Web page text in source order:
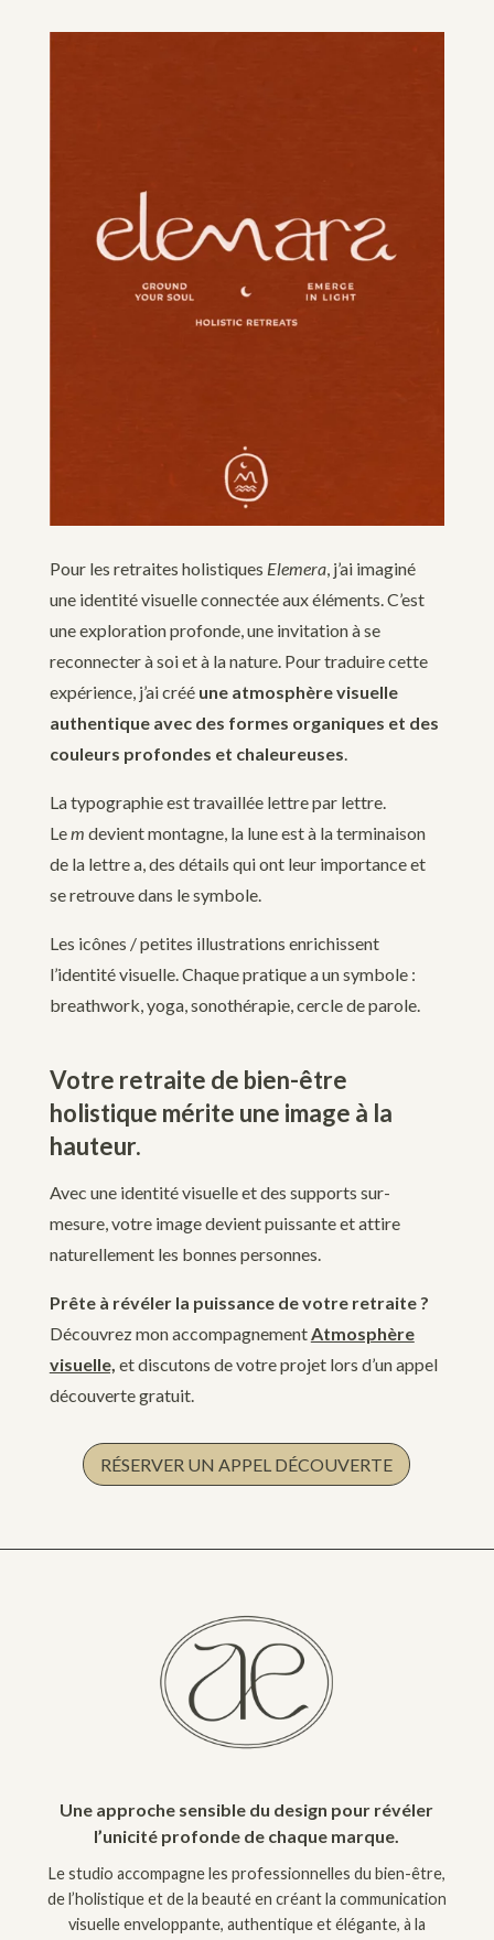
Pour les retraites holistiques Elemera, j’ai imaginé
une identité visuelle connectée aux éléments. C’est
une exploration profonde, une invitation à se
reconnecter à soi et à la nature. Pour traduire cette
expérience, j’ai créé une atmosphère visuelle
authentique avec des formes organiques et des
couleurs profondes et chaleureuses.
La typographie est travaillée lettre par lettre.
Lem devient montagne, la lune est à la terminaison
de la lettre a, des détails qui ont leur importance et
se retrouve dans le symbole.
Les icônes / petites illustrations enrichissent
l’identité visuelle. Chaque pratique a un symbole :
breathwork, yoga, sonothérapie, cercle de parole.
Votre retraite de bien-être
holistique mérite une image à la
hauteur.
Avec une identité visuelle et des supports sur-
mesure, votre image devient puissante et attire
naturellement les bonnes personnes.
Prête à révéler la puissance de votre retraite ?
Découvrez mon accompagnementAtmosphère
visuelle, et discutons de votre projet lors d’un appel
découverte gratuit.
RÉSERVER UN APPEL DÉCOUVERTE
Une approche sensible du design pour révéler
l’unicité profonde de chaque marque.
Le studio accompagne les professionnelles du bien-être,
de l’holistique et de la beauté en créant la communication
visuelle enveloppante, authentique et élégante, à la